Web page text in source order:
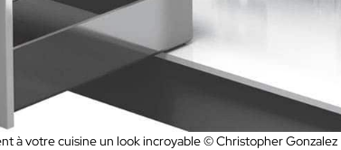
à votre cuisine un look incroyable © Christopher Gonzalez